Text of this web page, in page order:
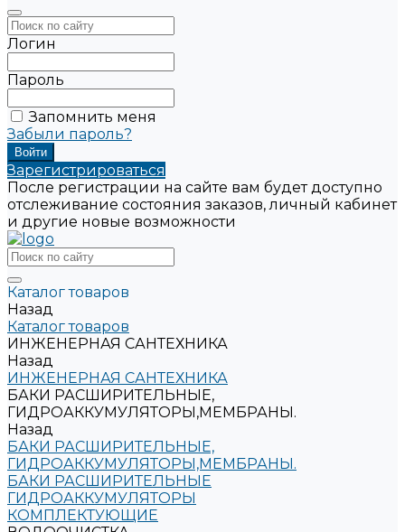
Логин
Пароль
Запомнить меня
Забыли пароль?
Зарегистрироваться
После регистрации на сайте вам будет доступно
отслеживание состояния заказов, личный кабинет
и другие новые возможности
Каталог товаров
Назад
Каталог товаров
ИНЖЕНЕРНАЯ САНТЕХНИКА
Назад
ИНЖЕНЕРНАЯ САНТЕХНИКА
БАКИ РАСШИРИТЕЛЬНЫЕ,
ГИДРОАККУМУЛЯТОРЫ,МЕМБРАНЫ.
Назад
БАКИ РАСШИРИТЕЛЬНЫЕ,
ГИДРОАККУМУЛЯТОРЫ,МЕМБРАНЫ.
БАКИ РАСШИРИТЕЛЬНЫЕ
ГИДРОАККУМУЛЯТОРЫ
КОМПЛЕКТУЮЩИЕ